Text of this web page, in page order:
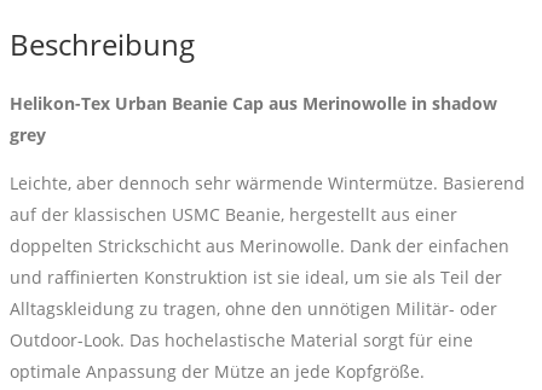
Merinowolle
shadow
grey
Menge
Beschreibung
Helikon-Tex Urban Beanie Cap aus Merinowolle in shadow
grey
Leichte, aber dennoch sehr wärmende Wintermütze. Basierend
auf der klassischen USMC Beanie, hergestellt aus einer
doppelten Strickschicht aus Merinowolle. Dank der einfachen
und raffinierten Konstruktion ist sie ideal, um sie als Teil der
Alltagskleidung zu tragen, ohne den unnötigen Militär- oder
Outdoor-Look. Das hochelastische Material sorgt für eine
optimale Anpassung der Mütze an jede Kopfgröße.